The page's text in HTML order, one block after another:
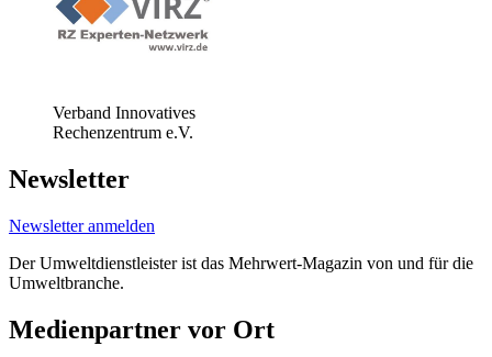
Verband Innovatives
Rechenzentrum e.V.
Newsletter
Newsletter anmelden
Der Umweltdienstleister ist das Mehrwert-Magazin von und für die
Umweltbranche.
Medienpartner vor Ort